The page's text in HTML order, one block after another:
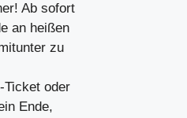
Ab sofort
an heißen
zu
Ticket oder
Ende,